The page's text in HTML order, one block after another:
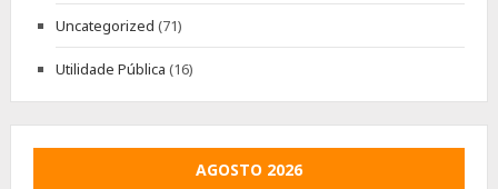
Uncategorized (71)
Utilidade Pública (16)
AGOSTO 2026